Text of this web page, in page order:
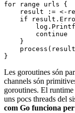
for range urls {
    result
:= <-
    if
        log.
Printf
        continue
    }
    process
}
Les goroutines són
channels són
goroutines. El
uns pocs threads del
com Go funciona